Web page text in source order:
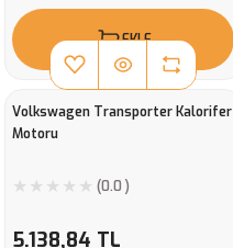
EKLE
Volkswagen Transporter Kalorifer
Motoru
(0.0 )
5.138,84 TL